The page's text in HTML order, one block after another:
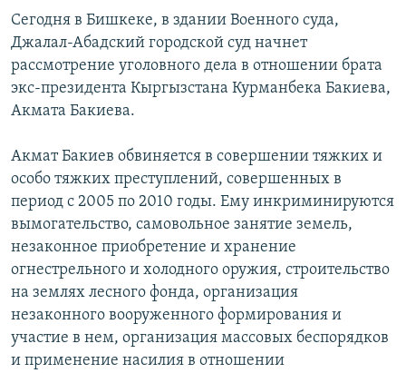
Вернутся
поиску
КЫРГЫЗЧА
ТОҶИКӢ
TÜRKMENÇE
Все сайты РСЕ/РС
Сегодня в Бишкеке, в здании Военного суда,
Джалал-Абадский городской суд начнет
рассмотрение уголовного дела в отношении брата
экс-президента Кыргызстана Курманбека Бакиева,
Акмата Бакиева.
Акмат Бакиев обвиняется в совершении тяжких и
особо тяжких преступлений, совершенных в
период с 2005 по 2010 годы. Ему инкриминируются
вымогательство, самовольное занятие земель,
незаконное приобретение и хранение
огнестрельного и холодного оружия, строительство
на землях лесного фонда, организация
незаконного вооруженного формирования и
участие в нем, организация массовых беспорядков
и применение насилия в отношении